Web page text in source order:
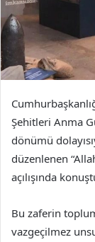
Şehitleri Anma
dönümü
düzenlenen
açılışında
Bu zaferin
vazgeçilmez